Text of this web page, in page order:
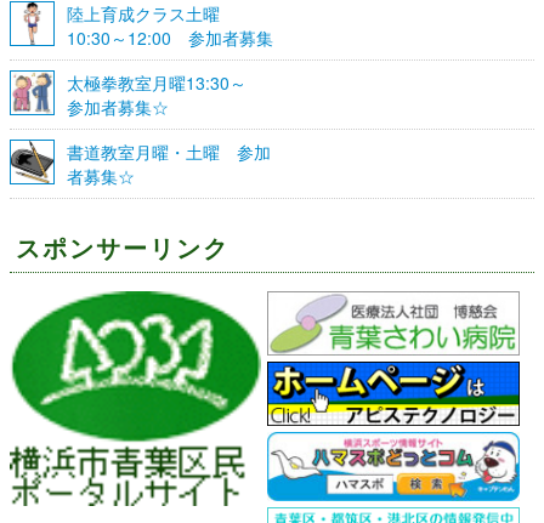
陸上育成クラス土曜
10:30～12:00 参加者募集
☆
太極拳教室月曜13:30～
参加者募集☆
書道教室月曜・土曜 参加
者募集☆
スポンサーリンク